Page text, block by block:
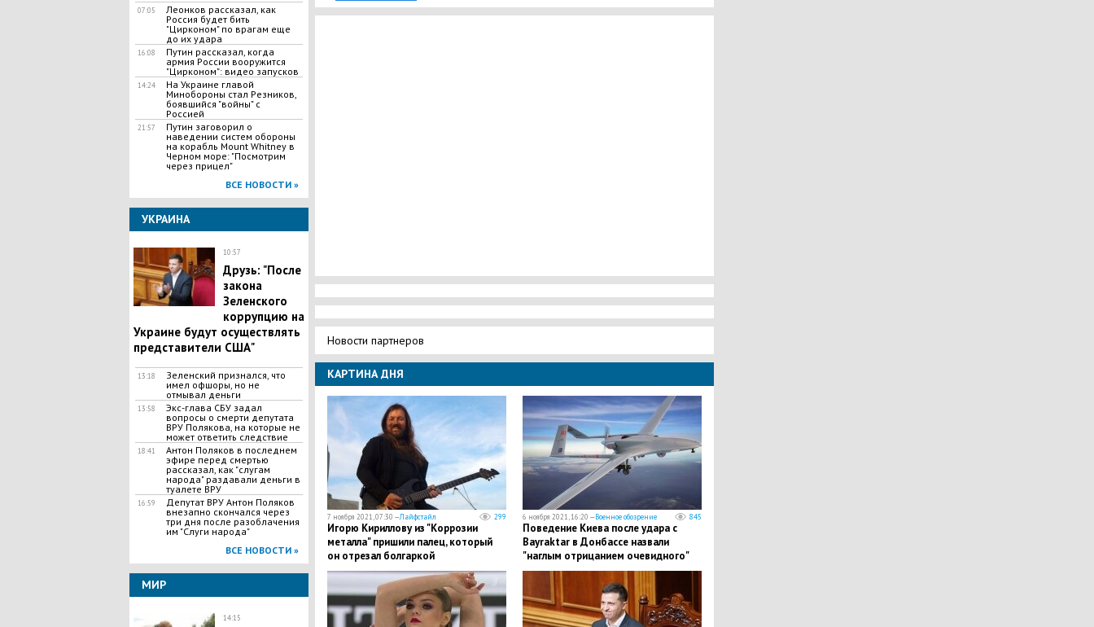
07:05
Леонков рассказал, как
Россия будет бить
"Цирконом" по врагам еще
до их удара
16:08
Путин рассказал, когда
армия России вооружится
"Цирконом": видео запусков
14:24
На Украине главой
Минобороны стал Резников,
боявшийся "войны" с
Россией
21:57
Путин заговорил о
наведении систем обороны
на корабль Mount Whitney в
Черном море: "Посмотрим
через прицел"
ВСЕ НОВОСТИ »
УКРАИНА
10:57
Друзь: "После
закона
Зеленского
коррупцию на
Украине будут осуществлять
представители США"
13:18
Зеленский признался, что
имел офшоры, но не
отмывал деньги
13:58
Экс-глава СБУ задал
вопросы о смерти депутата
ВРУ Полякова, на которые не
может ответить следствие
18:41
Антон Поляков в последнем
эфире перед смертью
рассказал, как "слугам
народа" раздавали деньги в
туалете ВРУ
16:59
Депутат ВРУ Антон Поляков
внезапно скончался через
три дня после разоблачения
им "Слуги народа"
ВСЕ НОВОСТИ »
МИР
14:15
Новости партнеров
КАРТИНА ДНЯ
7 ноября 2021, 07:30 —Лайфстайл 299
Игорю Кириллову из "Коррозии
металла" пришили палец, который
он отрезал болгаркой
6 ноября 2021, 16:20 —Военное обозрение 845
Поведение Киева после удара с
Bayraktar в Донбассе назвали
"наглым отрицанием очевидного"